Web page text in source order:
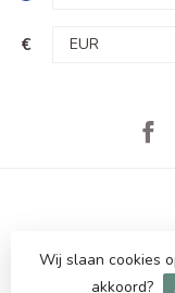
€
© Copyright 2026
Wij slaan cookies
akkoord?